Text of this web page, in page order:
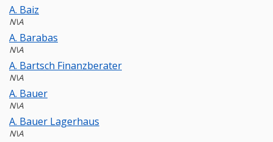
A. Baiz
N\A
A. Barabas
N\A
A. Bartsch Finanzberater
N\A
A. Bauer
N\A
A. Bauer Lagerhaus
N\A